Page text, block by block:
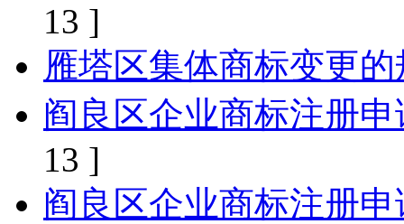
13 ]
雁塔区集体商标变更
阎良区企业商标注册
13 ]
阎良区企业商标注册